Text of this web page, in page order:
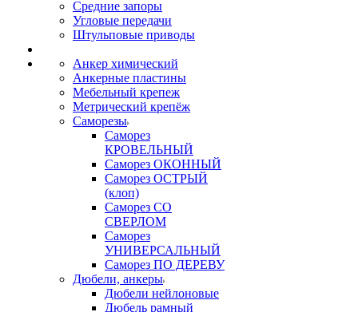
Средние запоры
Угловые передачи
Штульповые приводы
Анкер химический
Анкерные пластины
Мебельный крепеж
Метрический крепёж
Саморезы
Саморез
КРОВЕЛЬНЫЙ
Саморез ОКОННЫЙ
Саморез ОСТРЫЙ
(клоп)
Саморез СО
СВЕРЛОМ
Саморез
УНИВЕРСАЛЬНЫЙ
Саморез ПО ДЕРЕВУ
Дюбели, анкеры
Дюбели нейлоновые
Дюбель рамный